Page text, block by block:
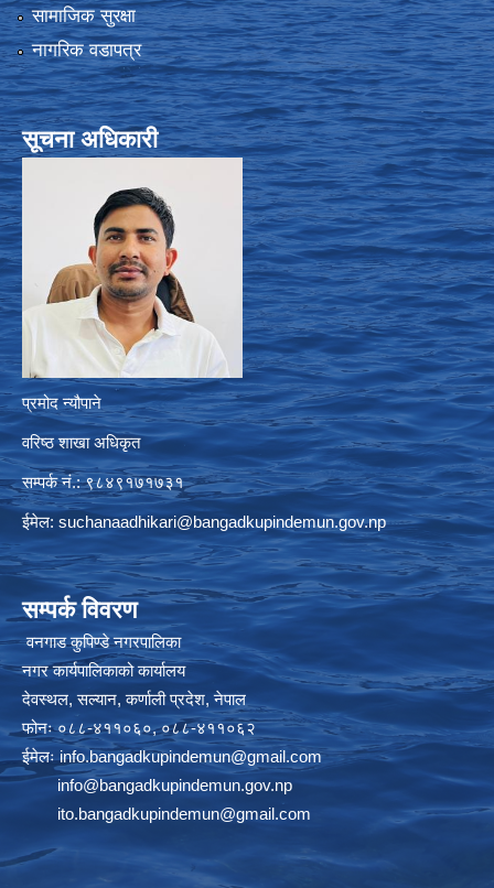
सामाजिक सुरक्षा
नागरिक वडापत्र
सूचना अधिकारी
प्रमोद न्यौपाने
वरिष्ठ शाखा अधिकृत
सम्पर्क नं.: ९८४९१७१७३१
ईमेल: suchanaadhikari@bangadkupindemun.gov.np
सम्पर्क विवरण
वनगाड कुपिण्डे नगरपालिका
नगर कार्यपालिकाको कार्यालय
देवस्थल, सल्यान, कर्णाली प्रदेश, नेपाल
फोनः ०८८-४११०६०, ०८८-४११०६२
ईमेलःinfo.bangadkupindemun@gmail.com
info@bangadkupindemun.gov.np
ito.bangadkupindemun@gmail.com